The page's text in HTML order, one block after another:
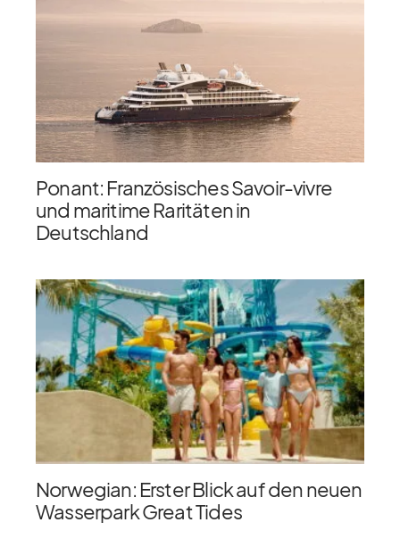
Ponant: Französisches Savoir-vivre
und maritime Raritäten in
Deutschland
Norwegian: Erster Blick auf den neuen
Wasserpark Great Tides